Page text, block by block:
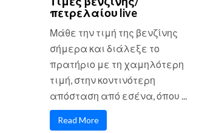
πετρελαίου live
Μάθε την τιμή της βενζίνης
σήμερα και διάλεξε το
πρατήριο με τη χαμηλότερη
τιμή, στην κοντινότερη
απόσταση από εσένα, όπου ...
Read More